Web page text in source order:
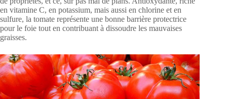
en vitamine C, en potassium, mais aussi en chlorine et en
sulfure, la tomate représente une bonne barrière protectrice
pour le foie tout en contribuant à dissoudre les mauvaises
graisses.